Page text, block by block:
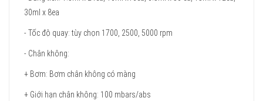
30ml x 8ea
- Tốc độ quay: tùy chọn 1700, 2500, 5000 rpm
- Chân không:
+ Bơm: Bơm chân không có màng
+ Giới hạn chân không: 100 mbars/abs